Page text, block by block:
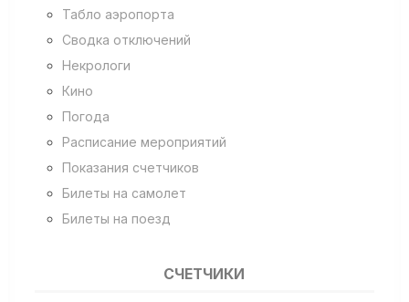
Табло аэропорта
Сводка отключений
Некрологи
Кино
Погода
Расписание мероприятий
Показания счетчиков
Билеты на самолет
Билеты на поезд
СЧЕТЧИКИ